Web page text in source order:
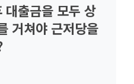
출금을 모두 상
거쳐야 근저당을